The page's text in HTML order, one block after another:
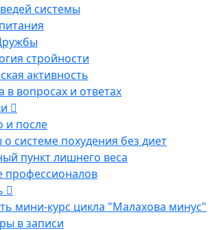
системы
стройности
активность
в вопросах и ответах
и после
системе похудения без диет
пункт лишнего веса
профессионалов
мини-курс цикла "Малахова минус"
в записи